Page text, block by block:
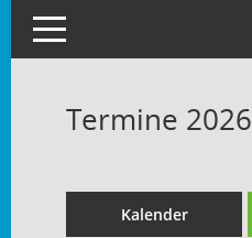
Toggle navigation
Termine 2026
Kalender